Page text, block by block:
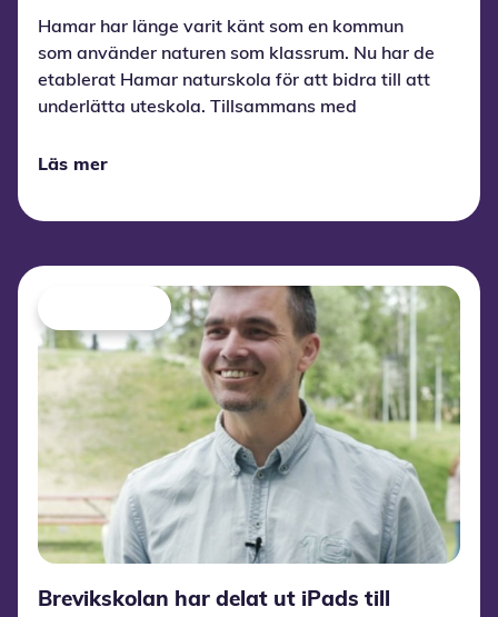
Hamar har länge varit känt som en kommun
som använder naturen som klassrum. Nu har de
etablerat Hamar naturskola för att bidra till att
underlätta uteskola. Tillsammans med
Wittario.
Läs mer
Brevikskolan har delat ut iPads till